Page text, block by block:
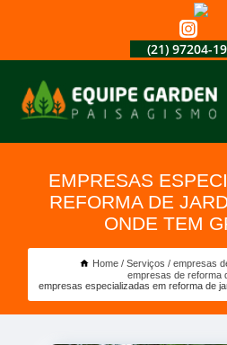
(21) 97204-
EMPRESAS
REFORMA DE
ONDE TEM
Home Serviços
empresas
empresas de reforma
empresas especializadas em reforma de